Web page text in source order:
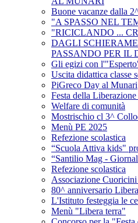
Buone vacanze dalla
"A SPASSO NEL
"RICICLANDO ...
DAGLI
PASSANDO PER IL
Gli egizi con
Uscita didattica classe
PiGreco Day al Munari
Festa della
Welfare di comunità
Mostrischio cl 3^
Menù PE 2025
Refezione scolastica
“Scuola Attiva kids"
“Santilio Mag -
Refezione scolastica
Associazione
80^ anniversario
L'Istituto festeggia le
Menù "Libera terra"